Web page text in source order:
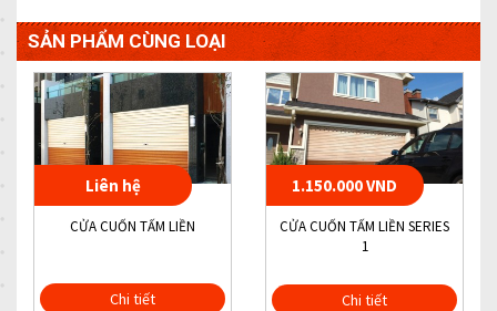
SẢN PHẨM CÙNG LOẠI
Liên hệ
CỬA CUỐN TẤM LIỀN
Chi tiết
1.150.000 VND
CỬA CUỐN TẤM LIỀN SERIES
1
Chi tiết